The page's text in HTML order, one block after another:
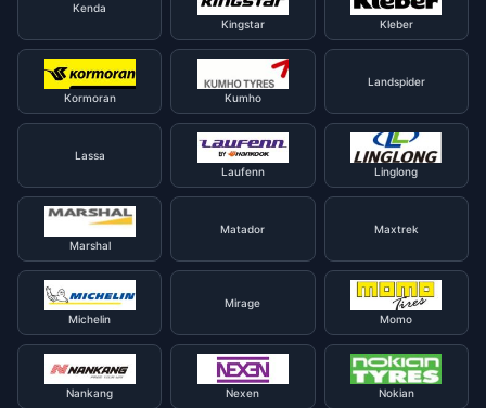
Kenda
Kingstar
Kleber
Kormoran Kumho
Landspider
Lassa
Laufenn
Linglong
Marshal
Matador Maxtrek
Michelin
Mirage
Momo
Nankang Nexen Nokian